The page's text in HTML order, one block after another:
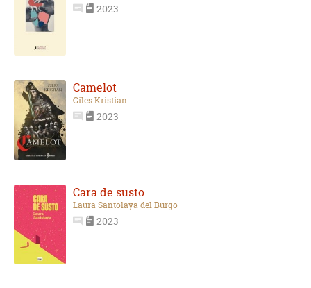
2023
Camelot
Giles Kristian
2023
Cara de susto
Laura Santolaya del Burgo
2023